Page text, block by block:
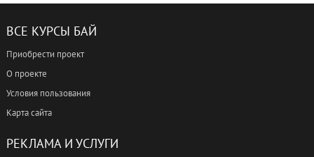
ВСЕ КУРСЫ БАЙ
Приобрести проект
О проекте
Условия пользования
Карта сайта
РЕКЛАМА И УСЛУГИ